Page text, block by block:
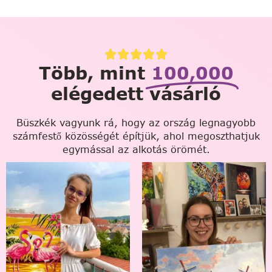
Több, mint 100,000
elégedett vásárló
Büszkék vagyunk rá, hogy az ország legnagyobb
számfestő közösségét építjük, ahol megoszthatjuk
egymással az alkotás örömét.